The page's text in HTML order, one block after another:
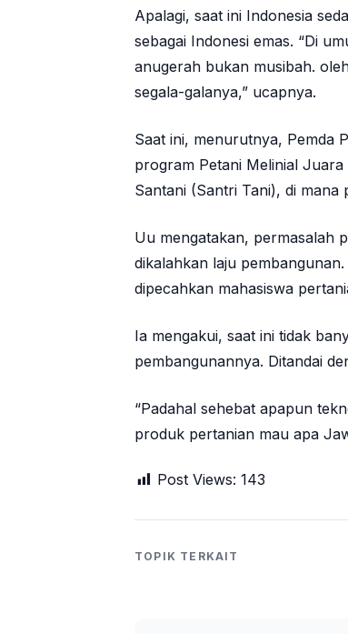
Apalagi, saat ini Indonesia
sebagai Indonesi emas. “Di
anugerah bukan musibah.
segala-galanya,” ucapnya.
Saat ini, menurutnya, Pemda
program Petani Melinial
Santani (Santri Tani), di mana
Uu mengatakan, permasalah
dikalahkan laju
dipecahkan mahasiswa
Ia mengakui, saat ini tidak
pembangunannya. Ditandai
“Padahal sehebat apapun
produk pertanian mau apa
Post Views: 143
TOPIK TERKAIT